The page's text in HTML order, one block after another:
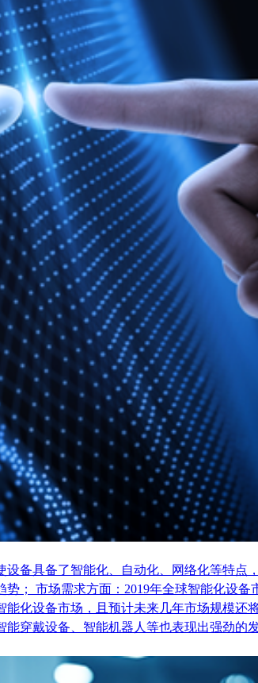
备具备了智能化、自动化、网络化等特
； 市场需求方面：2019年全球智能化设备
化设备市场，且预计未来几年市场规模
穿戴设备、智能机器人等也表现出强劲的